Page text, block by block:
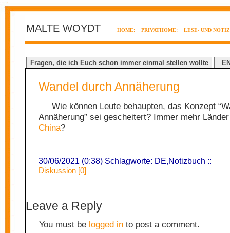
MALTE WOYDT HOME: PRIVATHOME: LESE- UND
Fragen, die ich Euch schon immer einmal stellen wollte
Wandel durch Annäherung
Wie können Leute behaupten, das Konzept
Annäherung” sei gescheitert? Immer mehr
China?
30/06/2021 (0:38) Schlagworte: DE,Notizbuch ::
Diskussion [0]
Leave a Reply
You must be logged in to post a comment.